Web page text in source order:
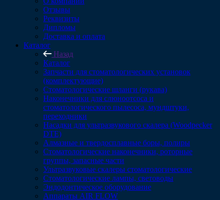
Отзывы
Реквизиты
Дипломы
Доставка и оплата
Каталог
Назад
Каталог
Запчасти для стоматологических установок
(комплектующие)
Стоматологические шланги (рукава)
Наконечники для слюноотсоса и
стоматологического пылесоса, мундштуки,
переходники
Насадки для ультразвукового скалера (Woodpecker
DTE)
Алмазные и твердосплавные боры, полиры
Стоматологические наконечники, роторные
группы, запасные части
Ультразвуковые скалеры стоматологические
Стоматологические лампы, световоды
Эндодонтическое оборудование
Аппараты AIR FLOW